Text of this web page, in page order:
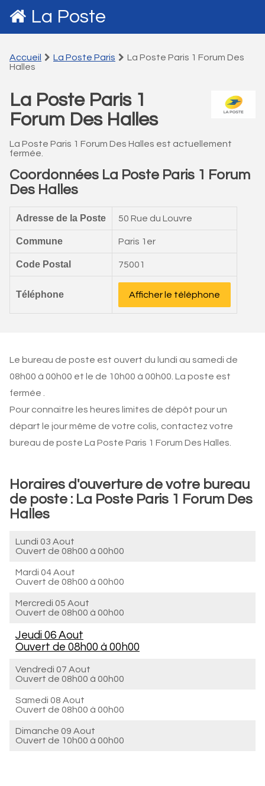
La Poste
Accueil La Poste Paris
La Poste Paris 1 Forum Des
Halles
La Poste Paris 1
Forum Des Halles
La Poste Paris 1 Forum Des Halles est actuellement
fermée.
Coordonnées La Poste Paris 1 Forum
Des Halles
Adresse de la Poste 50 Rue du Louvre
Commune Paris 1er
Code Postal 75001
Téléphone Afficher le téléphone
Le bureau de poste est ouvert du lundi au samedi de
08h00 à 00h00 et le de 10h00 à 00h00. La poste est
fermée .
Pour connaitre les heures limites de dépôt pour un
départ le jour même de votre colis, contactez votre
bureau de poste La Poste Paris 1 Forum Des Halles.
Horaires d'ouverture de votre bureau
de poste : La Poste Paris 1 Forum Des
Halles
Lundi 03 Aout
Ouvert de 08h00 à 00h00
Mardi 04 Aout
Ouvert de 08h00 à 00h00
Mercredi 05 Aout
Ouvert de 08h00 à 00h00
Jeudi 06 Aout
Ouvert de 08h00 à 00h00
Vendredi 07 Aout
Ouvert de 08h00 à 00h00
Samedi 08 Aout
Ouvert de 08h00 à 00h00
Dimanche 09 Aout
Ouvert de 10h00 à 00h00